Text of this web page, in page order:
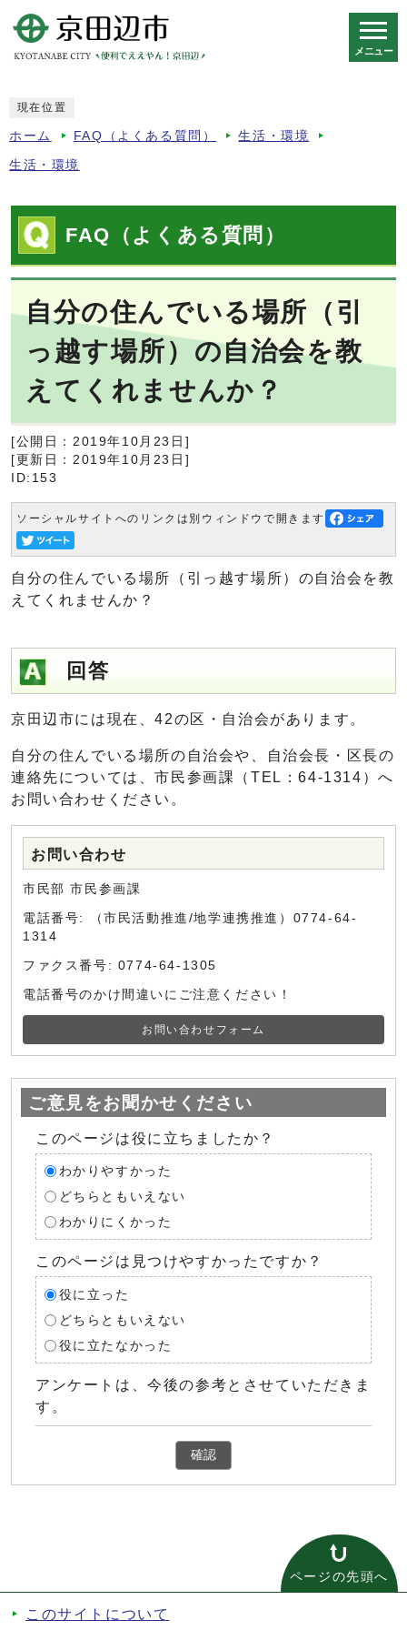
メニュー
現在位置
ホーム FAQ（よくある質問） 生活・環境
生活・環境
FAQ（よくある質問）
自分の住んでいる場所（引
っ越す場所）の自治会を教
えてくれませんか？
[公開日：2019年10月23日]
[更新日：2019年10月23日]
ID:153
ソーシャルサイトへのリンクは別ウィンドウで開きます
自分の住んでいる場所（引っ越す場所）の自治会を教
えてくれませんか？
回答
京田辺市には現在、42の区・自治会があります。
自分の住んでいる場所の自治会や、自治会長・区長の
連絡先については、市民参画課（TEL：64-1314）へ
お問い合わせください。
お問い合わせ
市民部 市民参画課
電話番号: （市民活動推進/地学連携推進）0774-64-
1314
ファクス番号: 0774-64-1305
電話番号のかけ間違いにご注意ください！
お問い合わせフォーム
ご意見をお聞かせください
このページは役に立ちましたか？
わかりやすかった
どちらともいえない
わかりにくかった
このページは見つけやすかったですか？
役に立った
どちらともいえない
役に立たなかった
アンケートは、今後の参考とさせていただきま
す。
確認
ページの先頭へ
このサイトについて